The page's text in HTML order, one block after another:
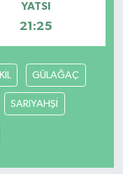
YATSI
21:25
GÜLAĞAÇ
SARIYAHŞİ